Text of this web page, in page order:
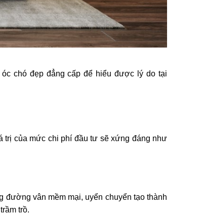
chó đẹp đẳng cấp để hiểu được lý do tại
trị của mức chi phí đầu tư sẽ xứng đáng như
đường vân mềm mại, uyển chuyển tạo thành
trồ.